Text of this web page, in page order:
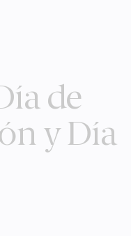
de
y Día